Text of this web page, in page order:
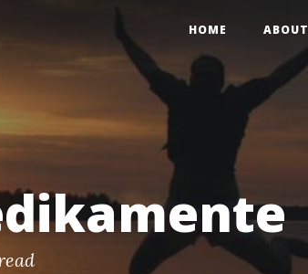
HOME ABOUT